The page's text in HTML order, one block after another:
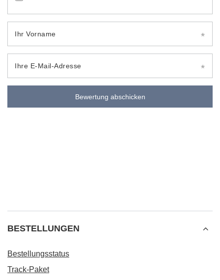
Ihr Vorname
Ihre E-Mail-Adresse
Bewertung abschicken
BESTELLUNGEN
Bestellungsstatus
Track-Paket